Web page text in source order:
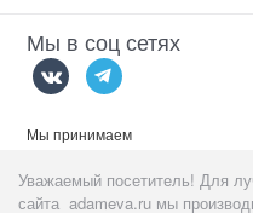
Мы в соц сетях
Мы принимаем
Уважаемый посетитель! Для
сайта adameva.ru мы